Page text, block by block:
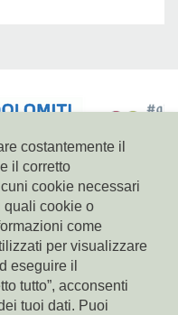
tel. +39 338 3869350,
IVA: IT-02900820214
costantemente il
il corretto
cookie necessari
quali cookie o
come
per visualizzare
eseguire il
tutto”, acconsenti
tuoi dati. Puoi